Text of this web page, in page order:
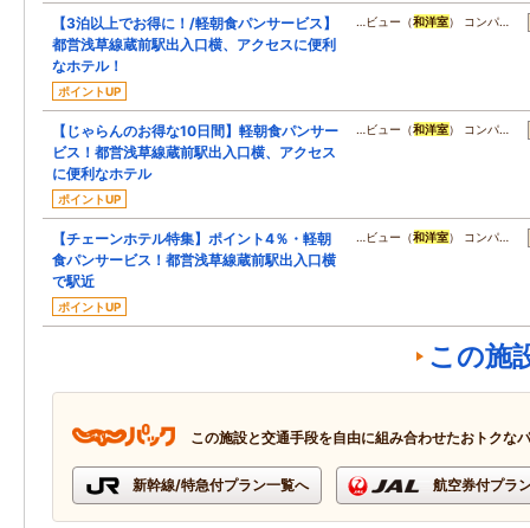
【3泊以上でお得に！/軽朝食パンサービス】
都営浅草線蔵前駅出入口横、アクセスに便利
なホテル！
ポイントUP
…ビュー（和洋室） コンパ…
【じゃらんのお得な10日間】軽朝食パンサー
ビス！都営浅草線蔵前駅出入口横、アクセス
に便利なホテル
ポイントUP
…ビュー（和洋室） コンパ…
【チェーンホテル特集】ポイント4％・軽朝
食パンサービス！都営浅草線蔵前駅出入口横
で駅近
ポイントUP
…ビュー（和洋室） コンパ…
この施
この施設と交通手段を自由に組み合わせたおトクな
新幹線/特急付プラン一覧へ 航空券付プラ